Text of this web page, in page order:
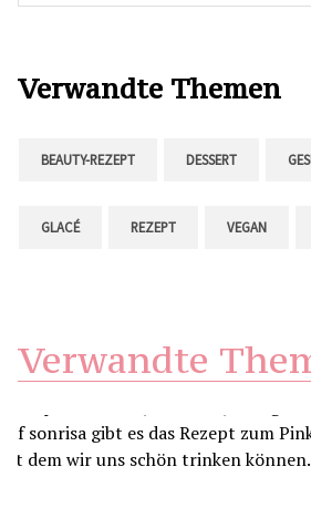
Verwandte Themen
BEAUTY-REZEPT DESSERT
GLACÉ REZEPT VEGAN
Verwandte